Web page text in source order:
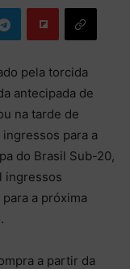
pela torcida
antecipada de
na tarde de
para a
do Brasil Sub-20,
ingressos
a próxima
a partir da